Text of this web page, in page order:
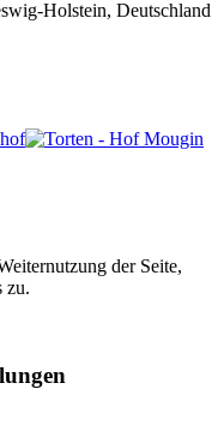
Holstein, Deutschland
der Seite,
zu.